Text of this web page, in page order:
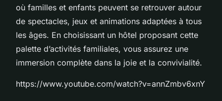
où familles et enfants peuvent se retrouver autour
de spectacles, jeux et animations adaptées à tous
les âges. En choisissant un hôtel proposant cette
palette d’activités familiales, vous assurez une
immersion complète dans la joie et la convivialité.
https://www.youtube.com/watch?v=annZmbv6xnY